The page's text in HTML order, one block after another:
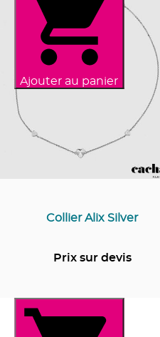
Ajouter au panier
Collier Alix Silver
Prix sur devis